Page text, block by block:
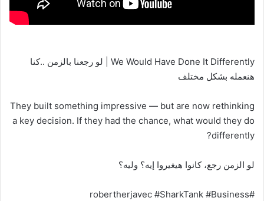
We Would Have Done It Differently | لو رجعنا بالزمن ..كنا
هنعمله بشكل مختلف
They built something impressive — but are now rethinking
a key decision. If they had the chance, what would they do
differently?
لو الزمن رجع، كانوا هيغيروا إيه؟ وليه؟
#robertherjavec #SharkTank #Business